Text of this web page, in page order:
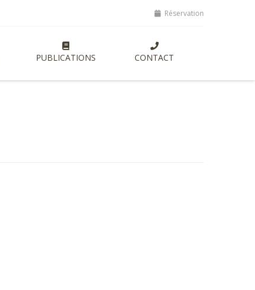
lancement de nouvelles formations entrepreneuriales
Réservation
PUBLICATIONS CONTACT